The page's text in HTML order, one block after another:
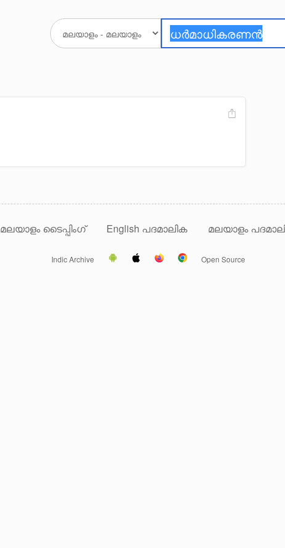
മലയാളം ടൈപ്പിംഗ് English പദമാലിക മലയാളം
Indic Archive Open Source